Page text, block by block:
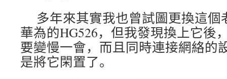
多年來其實我也曾試圖更換這
華為的HG526，但我發現換上它後
要變慢一會，而且同時連接網絡的
是將它閑置了。